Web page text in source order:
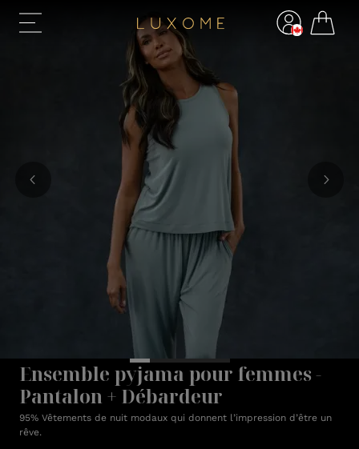
Ensemble pyjama pour femmes -
Pantalon + Débardeur
95% Vêtements de nuit modaux qui donnent l’impression d’être un
rêve.